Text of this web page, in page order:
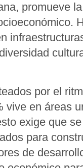
promueve
por el
vive en áreas
exige que
para
de